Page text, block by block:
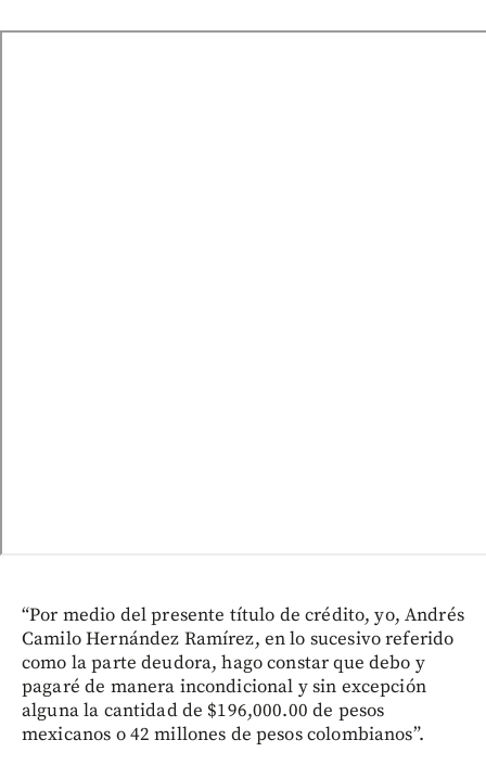
“Por medio del presente título de crédito, yo, Andrés
Camilo Hernández Ramírez, en lo sucesivo referido
como la parte deudora, hago constar que debo y
pagaré de manera incondicional y sin excepción
alguna la cantidad de $196,000.00 de pesos
mexicanos o 42 millones de pesos colombianos”.